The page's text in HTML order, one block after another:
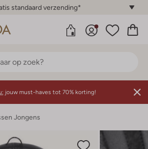
standaard verzending*
jouw must-haves tot 70% korting!
Jongens